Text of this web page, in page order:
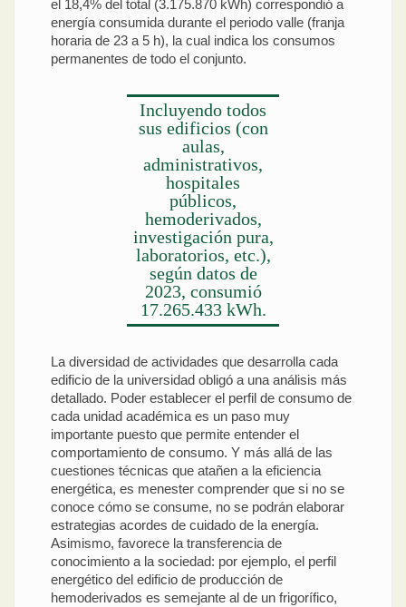
el 18,4% del total (3.175.870 kWh) correspondió a
energía consumida durante el periodo valle (franja
horaria de 23 a 5 h), la cual indica los consumos
permanentes de todo el conjunto.
Incluyendo todos
sus edificios (con
aulas,
administrativos,
hospitales
públicos,
hemoderivados,
investigación pura,
laboratorios, etc.),
según datos de
2023, consumió
17.265.433 kWh.
La diversidad de actividades que desarrolla cada
edificio de la universidad obligó a una análisis más
detallado. Poder establecer el perfil de consumo de
cada unidad académica es un paso muy
importante puesto que permite entender el
comportamiento de consumo. Y más allá de las
cuestiones técnicas que atañen a la eficiencia
energética, es menester comprender que si no se
conoce cómo se consume, no se podrán elaborar
estrategias acordes de cuidado de la energía.
Asimismo, favorece la transferencia de
conocimiento a la sociedad: por ejemplo, el perfil
energético del edificio de producción de
hemoderivados es semejante al de un frigorífico,